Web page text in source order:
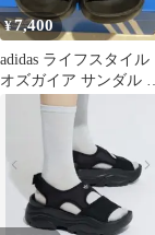
¥7,400
adidas ライフスタイル
オズガイア サンダル ブ
ラック 23.5cm